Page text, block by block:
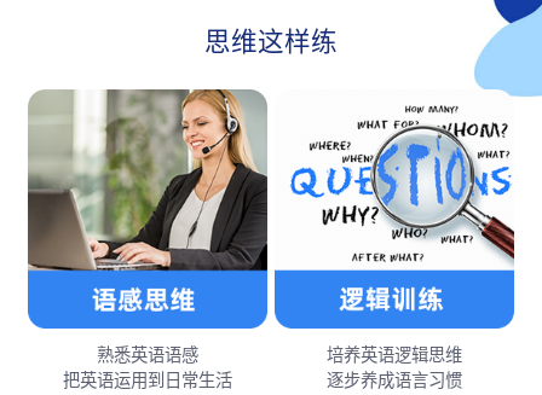
思维这样练
熟悉英语语感
把英语运用到日常生活
培养英语逻辑思维
逐步养成语言习惯